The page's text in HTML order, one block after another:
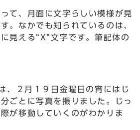
て、月面に文字らしい模様が見
。なかでも知られているのは、
に見える“X”文字です。筆記体の
、２月１９日金曜日の宵にはじ
ごとに写真を撮りました。じっ
が移動していくのがわかりま